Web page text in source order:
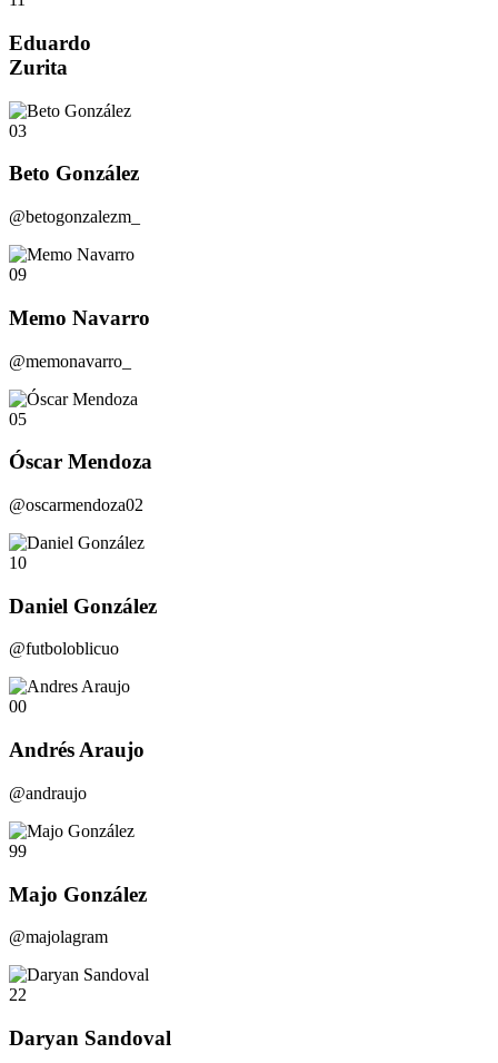
Eduardo
Zurita
03
Beto González
@betogonzalezm_
09
Memo Navarro
@memonavarro_
05
Óscar Mendoza
@oscarmendoza02
10
Daniel González
@futboloblicuo
00
Andrés Araujo
@andraujo
99
Majo González
@majolagram
22
Daryan Sandoval